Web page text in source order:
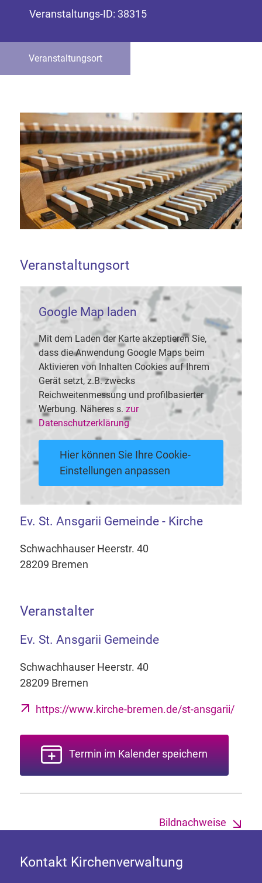
Veranstaltungs-ID: 38315
Veranstaltungsort
Veranstaltungsort
Google Map laden
Mit dem Laden der Karte akzeptieren Sie,
dass die Anwendung Google Maps beim
Aktivieren von Inhalten Cookies auf Ihrem
Gerät setzt, z.B. zwecks
Reichweitenmessung und profilbasierter
Werbung. Näheres s. zur
Datenschutzerklärung
Hier können Sie Ihre Cookie-
Einstellungen anpassen
Ev. St. Ansgarii Gemeinde - Kirche
Schwachhauser Heerstr. 40
28209 Bremen
Veranstalter
Ev. St. Ansgarii Gemeinde
Schwachhauser Heerstr. 40
28209 Bremen
https://www.kirche-bremen.de/st-ansgarii/
Termin im Kalender speichern
Bildnachweise
Kontakt Kirchenverwaltung